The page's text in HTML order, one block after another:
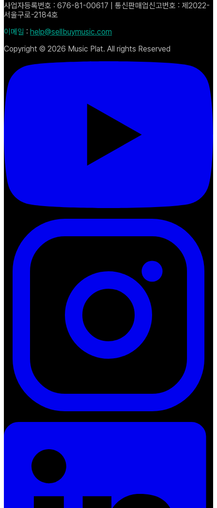
사업자등록번호 : 676-81-00617 | 통신판매업신고번호 : 제2022-
서울구로-2184호
이메일 : help@sellbuymusic.com
Copyright © 2026 Music Plat. All rights Reserved